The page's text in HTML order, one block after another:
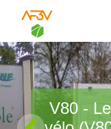
V80 -